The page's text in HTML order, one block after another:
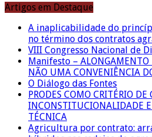
Artigos em Destaque
A inaplicabilidade do
no término dos contratos
VIII Congresso Nacional de
Manifesto – ALONGAMENTO
NÃO UMA CONVENIÊNCIA
O Diálogo das Fontes
PRODES COMO CRITÉRIO DE
INCONSTITUCIONALIDADE
TÉCNICA
Agricultura por contrato: